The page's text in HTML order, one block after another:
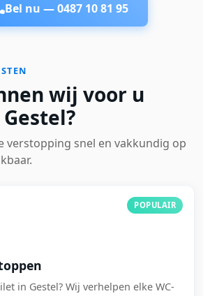
Bel nu —0487 10 81 95
wij voor u
verstopping snel en vakkundig op
POPULAIR
in Gestel? Wij verhelpen elke WC-